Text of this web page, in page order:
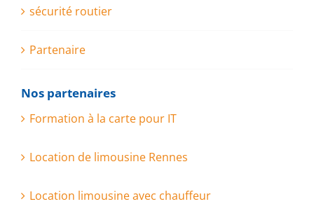
sécurité routier
Partenaire
Nos partenaires
Formation à la carte pour IT
Location de limousine Rennes
Location limousine avec chauffeur